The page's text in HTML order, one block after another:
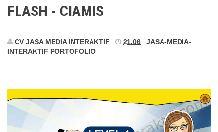
FLASH - CIAMIS
CV JASA MEDIA INTERAKTIF 21.06
JASA-MEDIA-
INTERAKTIF PORTOFOLIO